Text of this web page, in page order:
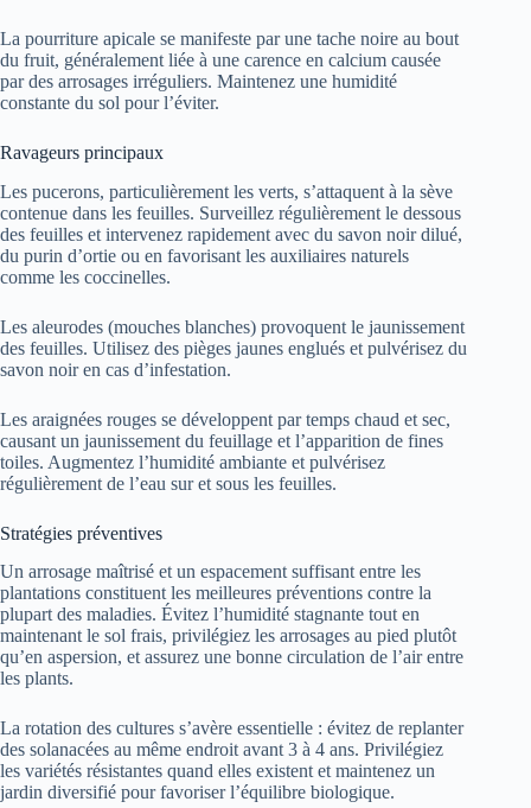
La pourriture apicale se manifeste par une tache noire au bout
du fruit, généralement liée à une carence en calcium causée
par des arrosages irréguliers. Maintenez une humidité
constante du sol pour l’éviter.
Ravageurs principaux
Les pucerons, particulièrement les verts, s’attaquent à la sève
contenue dans les feuilles. Surveillez régulièrement le dessous
des feuilles et intervenez rapidement avec du savon noir dilué,
du purin d’ortie ou en favorisant les auxiliaires naturels
comme les coccinelles.
Les aleurodes (mouches blanches) provoquent le jaunissement
des feuilles. Utilisez des pièges jaunes englués et pulvérisez du
savon noir en cas d’infestation.
Les araignées rouges se développent par temps chaud et sec,
causant un jaunissement du feuillage et l’apparition de fines
toiles. Augmentez l’humidité ambiante et pulvérisez
régulièrement de l’eau sur et sous les feuilles.
Stratégies préventives
Un arrosage maîtrisé et un espacement suffisant entre les
plantations constituent les meilleures préventions contre la
plupart des maladies. Évitez l’humidité stagnante tout en
maintenant le sol frais, privilégiez les arrosages au pied plutôt
qu’en aspersion, et assurez une bonne circulation de l’air entre
les plants.
La rotation des cultures s’avère essentielle : évitez de replanter
des solanacées au même endroit avant 3 à 4 ans. Privilégiez
les variétés résistantes quand elles existent et maintenez un
jardin diversifié pour favoriser l’équilibre biologique.